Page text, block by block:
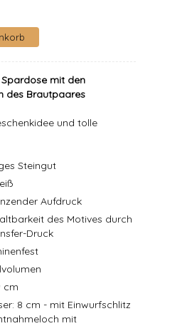
mit den
des Brautpaares
und tolle
Steingut
Aufdruck
des Motives durch
Druck
cm
8 cm - mit Einwurfschlitz
mit